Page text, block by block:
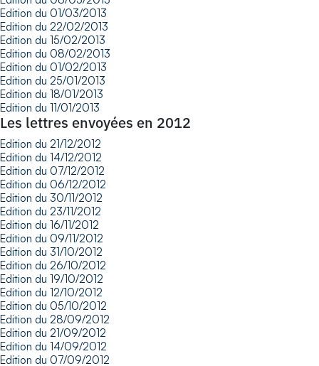
Edition du 01/03/2013
Edition du 22/02/2013
Edition du 15/02/2013
Edition du 08/02/2013
Edition du 01/02/2013
Edition du 25/01/2013
Edition du 18/01/2013
Edition du 11/01/2013
Les lettres envoyées en 2012
Edition du 21/12/2012
Edition du 14/12/2012
Edition du 07/12/2012
Edition du 06/12/2012
Edition du 30/11/2012
Edition du 23/11/2012
Edition du 16/11/2012
Edition du 09/11/2012
Edition du 31/10/2012
Edition du 26/10/2012
Edition du 19/10/2012
Edition du 12/10/2012
Edition du 05/10/2012
Edition du 28/09/2012
Edition du 21/09/2012
Edition du 14/09/2012
Edition du 07/09/2012